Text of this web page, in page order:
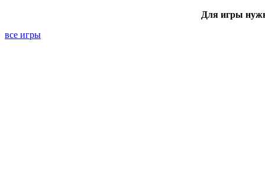
Для игры
все игры